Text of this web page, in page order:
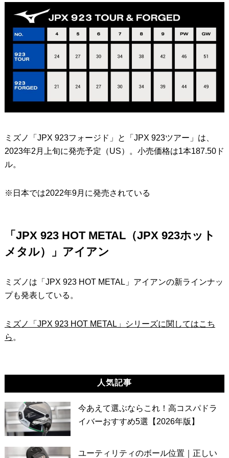
ミズノ「JPX 923フォージド」と「JPX 923ツアー」は、
2023年2月上旬に発売予定（US）。小売価格は1本187.50ド
ル。
※日本では2022年9月に発売されている
「JPX 923 HOT METAL（JPX 923ホット
メタル）」アイアン
ミズノは「JPX 923 HOT METAL」アイアンの新ラインナッ
プも発表している。
ミズノ「JPX 923 HOT METAL」シリーズに関してはこち
ら 。
人気記事
今あえて選ぶならこれ！高コスパドラ
イバーおすすめ5選【2026年版】
ユーティリティのボール位置｜正しい